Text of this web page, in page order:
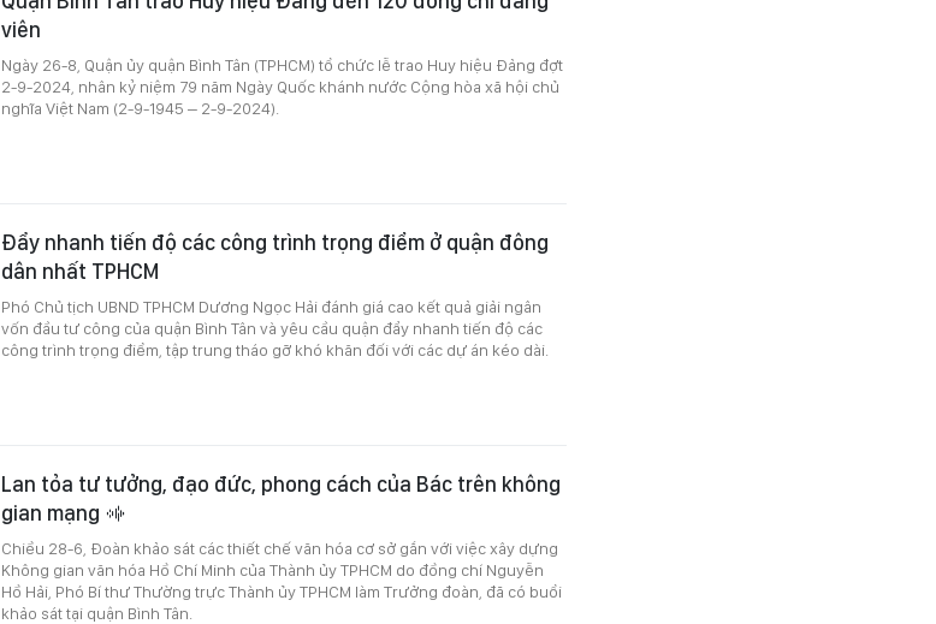
viên
Ngày 26-8, Quận ủy quận Bình Tân (TPHCM) tổ chức lễ trao Huy hiệu Đảng đợt
2-9-2024, nhân kỷ niệm 79 năm Ngày Quốc khánh nước Cộng hòa xã hội chủ
nghĩa Việt Nam (2-9-1945 – 2-9-2024).
Đẩy nhanh tiến độ các công trình trọng điểm ở quận đông
dân nhất TPHCM
Phó Chủ tịch UBND TPHCM Dương Ngọc Hải đánh giá cao kết quả giải ngân
vốn đầu tư công của quận Bình Tân và yêu cầu quận đẩy nhanh tiến độ các
công trình trọng điểm, tập trung tháo gỡ khó khăn đối với các dự án kéo dài.
Lan tỏa tư tưởng, đạo đức, phong cách của Bác trên không
gian mạng
Chiều 28-6, Đoàn khảo sát các thiết chế văn hóa cơ sở gắn với việc xây dựng
Không gian văn hóa Hồ Chí Minh của Thành ủy TPHCM do đồng chí Nguyễn
Hồ Hải, Phó Bí thư Thường trực Thành ủy TPHCM làm Trưởng đoàn, đã có buổi
khảo sát tại quận Bình Tân.